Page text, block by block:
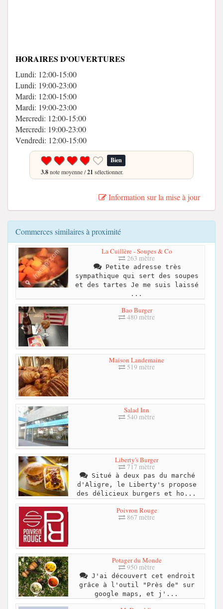
HORAIRES D'OUVERTURES
Lundi: 12:00-15:00
Lundi: 19:00-23:00
Mardi: 12:00-15:00
Mardi: 19:00-23:00
Mercredi: 12:00-15:00
Mercredi: 19:00-23:00
Vendredi: 12:00-15:00
Bien
3.8note moyenne /21 sélectionner.
Information sur la mise à jour
Commerces similaires à proximité
La Cuillère - Soupes & Co
263 mètre
Petite adresse très
sympathique qui sert des soupes
et des tartes Je me suis laissé
...
Bao Burger
480 mètre
Maison Landemaine
519 mètre
Salad Inn
540 mètre
Liberty's Burger
717 mètre
Situé à deux pas du marché
d'Aligre, le Liberty's propose
des délicieux burgers et ho...
Poivron Rouge
867 mètre
Potager du Monde
950 mètre
J'ai découvert cet endroit
grâce à l'outil "Près de" sur
google maps, et j'...